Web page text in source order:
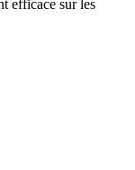
efficace sur les